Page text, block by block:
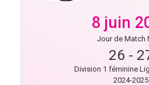
8 juin
Jour de Match
26 -
Division 1 féminine
2024-2025